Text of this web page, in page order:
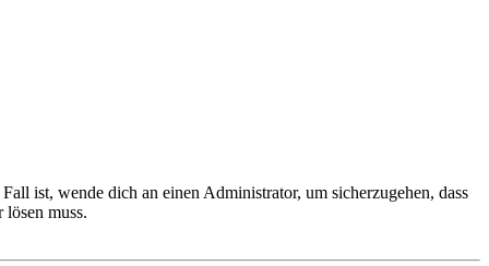
ist, wende dich an einen Administrator, um sicherzugehen, dass
muss.